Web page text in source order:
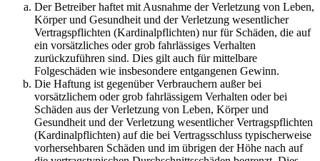
Der Betreiber haftet mit Ausnahme der Verletzung von Leben,
Körper und Gesundheit und der Verletzung wesentlicher
Vertragspflichten (Kardinalpflichten) nur für Schäden, die auf
ein vorsätzliches oder grob fahrlässiges Verhalten
zurückzuführen sind. Dies gilt auch für mittelbare
Folgeschäden wie insbesondere entgangenen Gewinn.
Die Haftung ist gegenüber Verbrauchern außer bei
vorsätzlichem oder grob fahrlässigem Verhalten oder bei
Schäden aus der Verletzung von Leben, Körper und
Gesundheit und der Verletzung wesentlicher Vertragspflichten
(Kardinalpflichten) auf die bei Vertragsschluss typischerweise
vorhersehbaren Schäden und im übrigen der Höhe nach auf